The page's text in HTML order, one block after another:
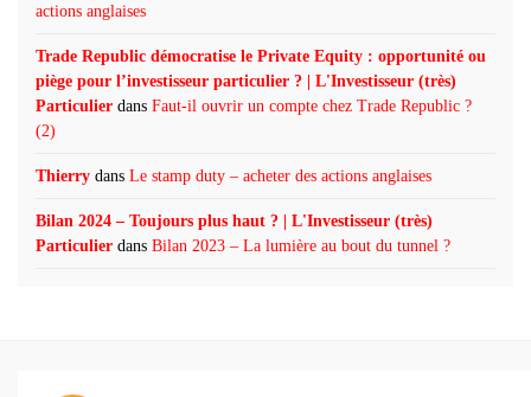
actions anglaises
Trade Republic démocratise le Private Equity : opportunité ou
piège pour l’investisseur particulier ? | L'Investisseur (très)
Particulier dans Faut-il ouvrir un compte chez Trade Republic ?
(2)
Thierry dans Le stamp duty – acheter des actions anglaises
Bilan 2024 – Toujours plus haut ? | L'Investisseur (très)
Particulier dans Bilan 2023 – La lumière au bout du tunnel ?